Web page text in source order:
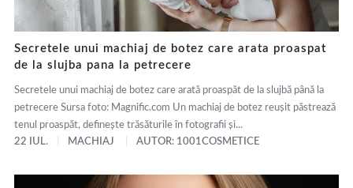
Secretele unui machiaj de botez care arata proaspat
de la slujba pana la petrecere
Secretele unui machiaj de botez care arată proaspăt de la slujbă până la
petrecere Sursa foto: Magnific.com Un machiaj de botez reușit păstrează
tenul proaspăt, definește trăsăturile în fotografii și...
22 IUL.
MACHIAJ AUTOR: 1001COSMETICE